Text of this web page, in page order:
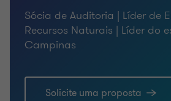
Sócia de Auditoria | Líder de
Recursos Naturais | Líder do
Campinas
Solicite uma proposta